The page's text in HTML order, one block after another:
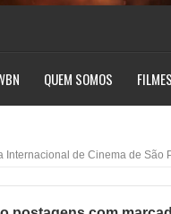
QUEM SOMOS FILMES
Internacional de Cinema de São